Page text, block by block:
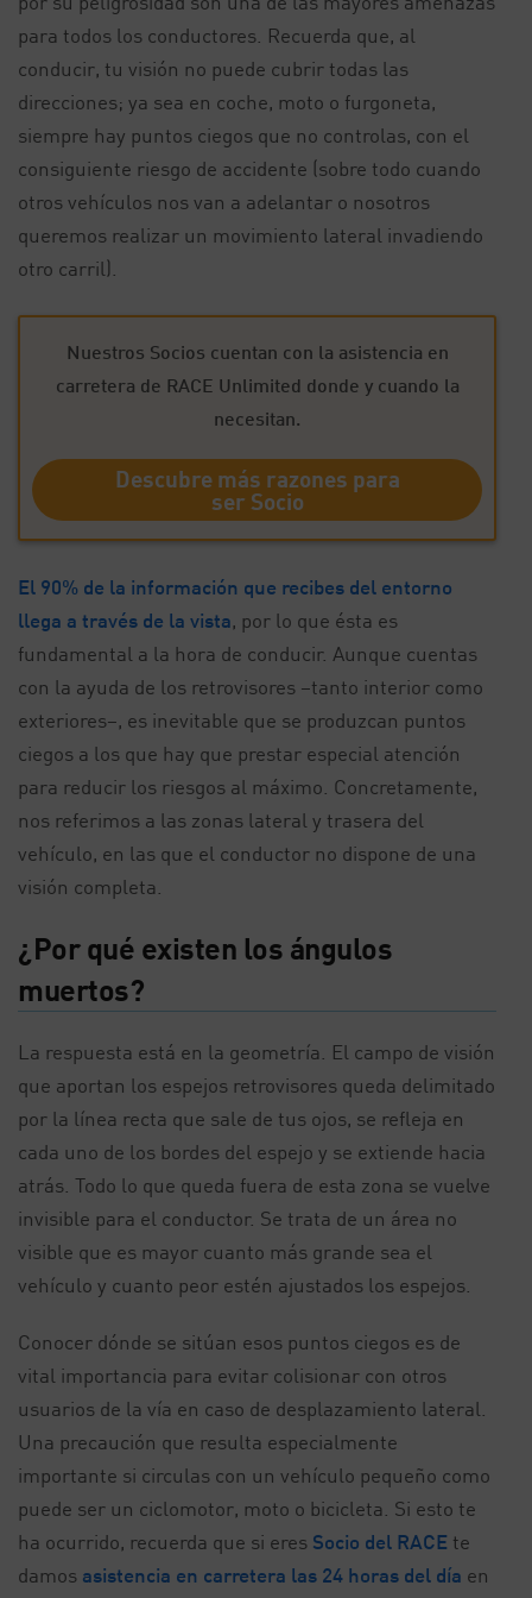
para todos los conductores. Recuerda que, al
conducir, tu visión no puede cubrir todas las
direcciones; ya sea en coche, moto o furgoneta,
siempre hay puntos ciegos que no controlas, con el
consiguiente riesgo de accidente (sobre todo cuando
otros vehículos nos van a adelantar o nosotros
queremos realizar un movimiento lateral invadiendo
otro carril).
Nuestros Socios cuentan con la asistencia en
carretera de RACE Unlimited donde y cuando la
necesitan.
Descubre más razones para
ser Socio
El 90% de la información que recibes del entorno
llega a través de la vista, por lo que ésta es
fundamental a la hora de conducir. Aunque cuentas
con la ayuda de los retrovisores –tanto interior como
exteriores–, es inevitable que se produzcan puntos
ciegos a los que hay que prestar especial atención
para reducir los riesgos al máximo. Concretamente,
nos referimos a las zonas lateral y trasera del
vehículo, en las que el conductor no dispone de una
visión completa.
¿Por qué existen los ángulos
muertos?
La respuesta está en la geometría. El campo de visión
que aportan los espejos retrovisores queda delimitado
por la línea recta que sale de tus ojos, se refleja en
cada uno de los bordes del espejo y se extiende hacia
atrás. Todo lo que queda fuera de esta zona se vuelve
invisible para el conductor. Se trata de un área no
visible que es mayor cuanto más grande sea el
vehículo y cuanto peor estén ajustados los espejos.
Conocer dónde se sitúan esos puntos ciegos es de
vital importancia para evitar colisionar con otros
usuarios de la vía en caso de desplazamiento lateral.
Una precaución que resulta especialmente
importante si circulas con un vehículo pequeño como
puede ser un ciclomotor, moto o bicicleta. Si esto te
ha ocurrido, recuerda que si eres Socio del RACE te
damos asistencia en carretera las 24 horas del día en